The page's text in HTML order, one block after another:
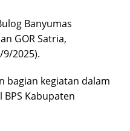
Banyumas
GOR Satria,
2025).
bagian kegiatan dalam
Kabupaten